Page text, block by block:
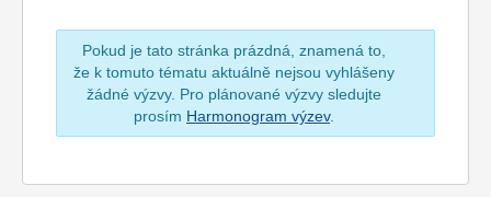
Pokud je tato stránka prázdná, znamená to,
že k tomuto tématu aktuálně nejsou vyhlášeny
žádné výzvy. Pro plánované výzvy sledujte
prosím Harmonogram výzev.